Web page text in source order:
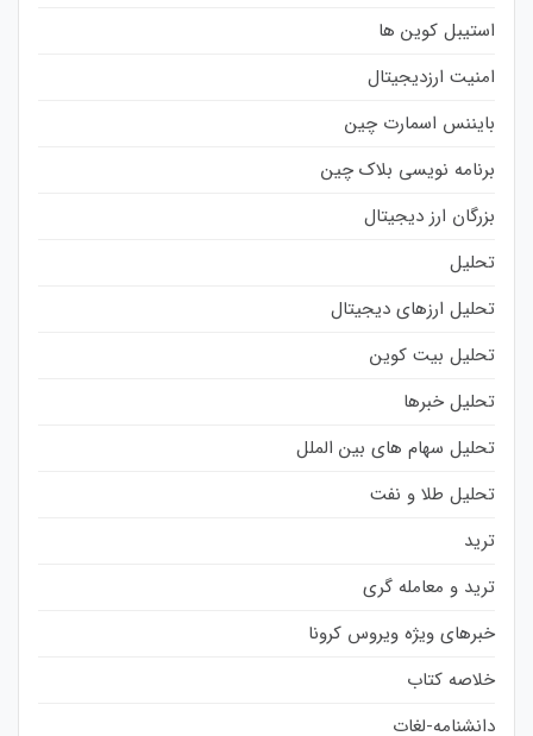
استیبل کوین ها
امنیت ارزدیجیتال
بایننس اسمارت چین
برنامه نویسی بلاک چین
بزرگان ارز دیجیتال
تحلیل
تحلیل ارزهای دیجیتال
تحلیل بیت کوین
تحلیل خبرها
تحلیل سهام های بین الملل
تحلیل طلا و نفت
ترید
ترید و معامله گری
خبرهای ویژه ویروس کرونا
خلاصه کتاب
دانشنامه-لغات